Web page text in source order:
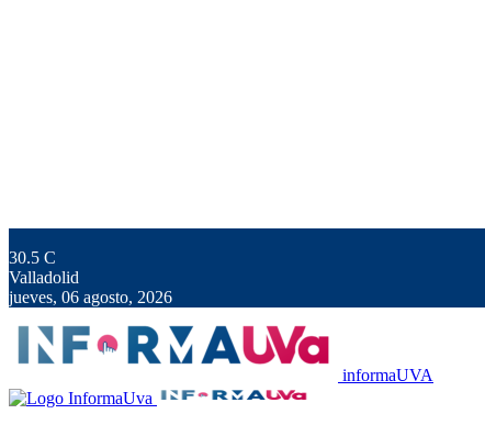
30.5 C
Valladolid
jueves, 06 agosto, 2026
informaUVA